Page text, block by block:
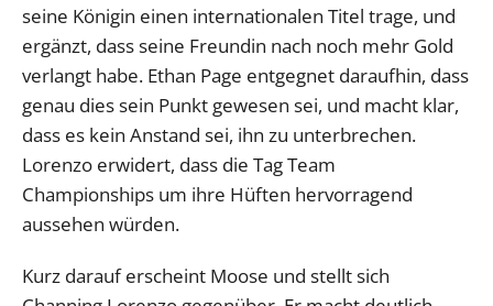
seine Königin einen internationalen Titel trage, und
ergänzt, dass seine Freundin nach noch mehr Gold
verlangt habe. Ethan Page entgegnet daraufhin, dass
genau dies sein Punkt gewesen sei, und macht klar,
dass es kein Anstand sei, ihn zu unterbrechen.
Lorenzo erwidert, dass die Tag Team
Championships um ihre Hüften hervorragend
aussehen würden.
Kurz darauf erscheint Moose und stellt sich